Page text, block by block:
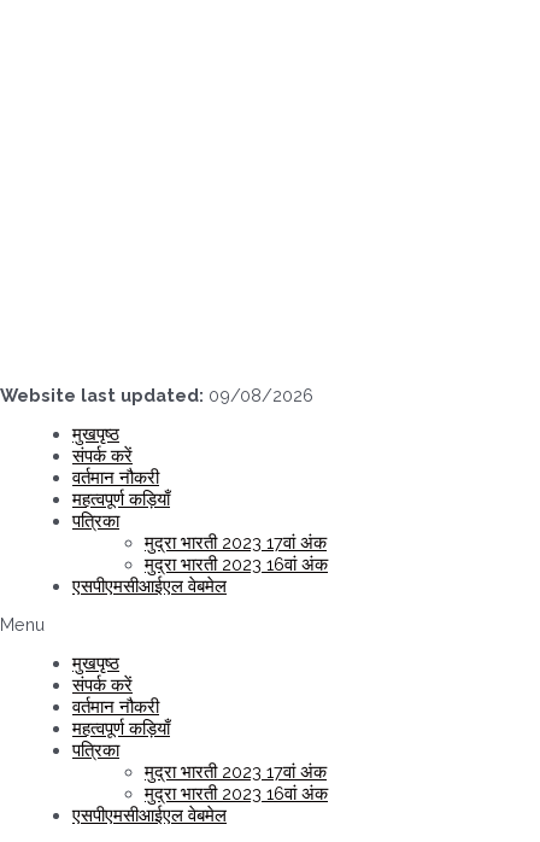
Website last updated: 09/08/2026
मुखपृष्ठ
संपर्क करें
वर्तमान नौकरी
महत्वपूर्ण कड़ियाँ
पत्रिका
मुद्रा भारती 2023 17वां अंक
मुद्रा भारती 2023 16वां अंक
एसपीएमसीआईएल वेबमेल
Menu
मुखपृष्ठ
संपर्क करें
वर्तमान नौकरी
महत्वपूर्ण कड़ियाँ
पत्रिका
मुद्रा भारती 2023 17वां अंक
मुद्रा भारती 2023 16वां अंक
एसपीएमसीआईएल वेबमेल